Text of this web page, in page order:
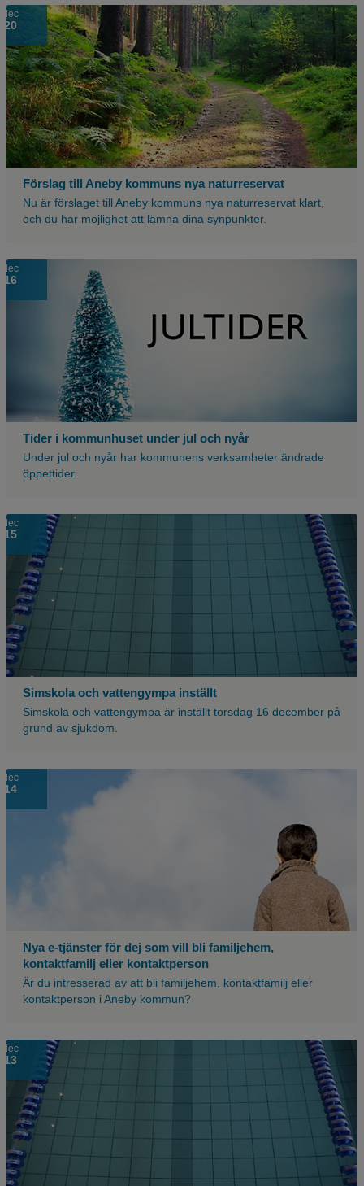
dec
20
Förslag till Aneby kommuns nya naturreservat
Nu är förslaget till Aneby kommuns nya naturreservat klart,
och du har möjlighet att lämna dina synpunkter.
En
skogsstig.
dec
16
Tider i kommunhuset under jul och nyår
Under jul och nyår har kommunens verksamheter ändrade
öppettider.
dec
15
Simskola och vattengympa inställt
Simskola och vattengympa är inställt torsdag 16 december på
grund av sjukdom.
dec
14
Nya e-tjänster för dej som vill bli familjehem,
kontaktfamilj eller kontaktperson
Är du intresserad av att bli familjehem, kontaktfamilj eller
kontaktperson i Aneby kommun?
En
pojke
som
dec
13